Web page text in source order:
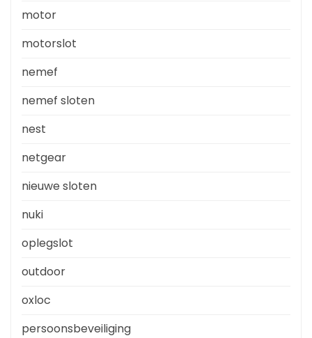
motor
motorslot
nemef
nemef sloten
nest
netgear
nieuwe sloten
nuki
oplegslot
outdoor
oxloc
persoonsbeveiliging